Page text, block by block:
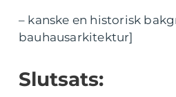
– kanske en historisk
bauhausarkitektur]
Slutsats: